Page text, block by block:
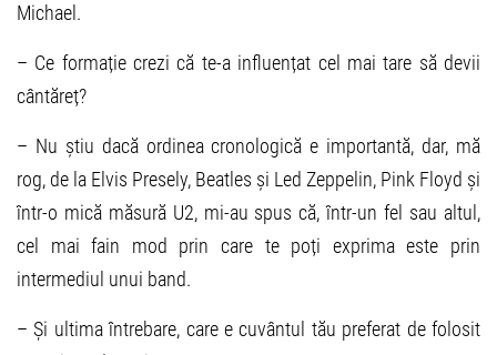
Michael.
– Ce formație crezi că te-a influențat cel mai tare să devii
cântăreț?
– Nu știu dacă ordinea cronologică e importantă, dar, mă
rog, de la Elvis Presely, Beatles și Led Zeppelin, Pink Floyd și
într-o mică măsură U2, mi-au spus că, într-un fel sau altul,
cel mai fain mod prin care te poți exprima este prin
intermediul unui band.
– Și ultima întrebare, care e cuvântul tău preferat de folosit